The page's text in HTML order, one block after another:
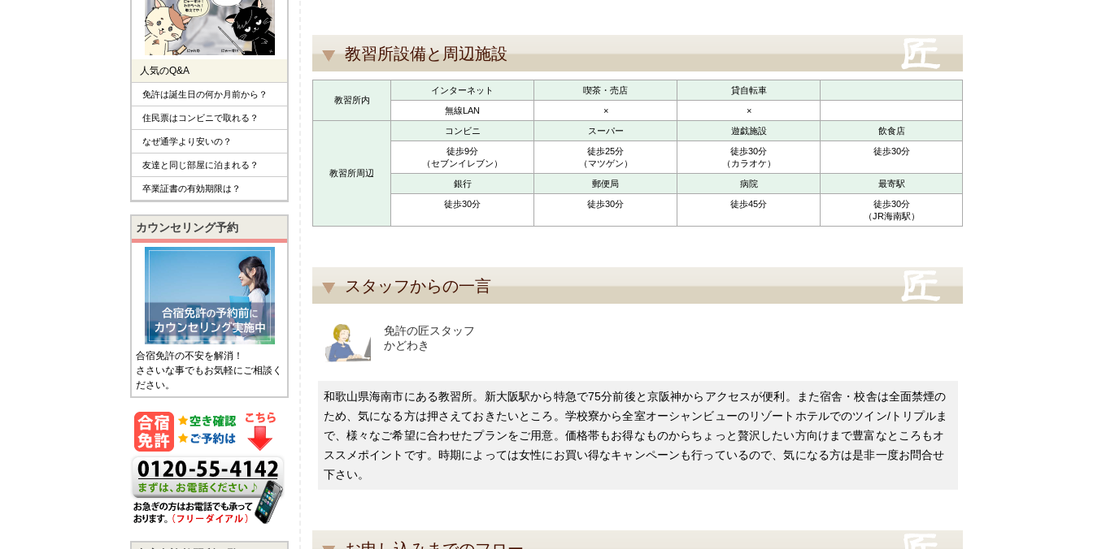
教習所設備と周辺施設
教習所内
インターネット 喫茶・売店 貸自転車
無線LAN × ×
教習所周辺
コンビニ スーパー 遊戯施設 飲食店
徒歩9分
（セブンイレブン）
徒歩25分
（マツゲン）
徒歩30分
（カラオケ）
徒歩30分
銀行 郵便局 病院 最寄駅
徒歩30分 徒歩30分 徒歩45分
徒歩30分
（JR海南駅）
スタッフからの一言
免許の匠スタッフ
かどわき
和歌山県海南市にある教習所。新大阪駅から特急で75分前後と京阪神からアクセスが便利。また宿舎・校舎は全面禁煙の
ため、気になる方は押さえておきたいところ。学校寮から全室オーシャンビューのリゾートホテルでのツイン/トリプルま
で、様々なご希望に合わせたプランをご用意。価格帯もお得なものからちょっと贅沢したい方向けまで豊富なところもオ
ススメポイントです。時期によっては女性にお買い得なキャンペーンも行っているので、気になる方は是非一度お問合せ
下さい。
人気のQ&A
免許は誕生日の何か月前から？
住民票はコンビニで取れる？
なぜ通学より安いの？
友達と同じ部屋に泊まれる？
卒業証書の有効期限は？
カウンセリング予約
合宿免許の不安を解消！
ささいな事でもお気軽にご相談く
ださい。